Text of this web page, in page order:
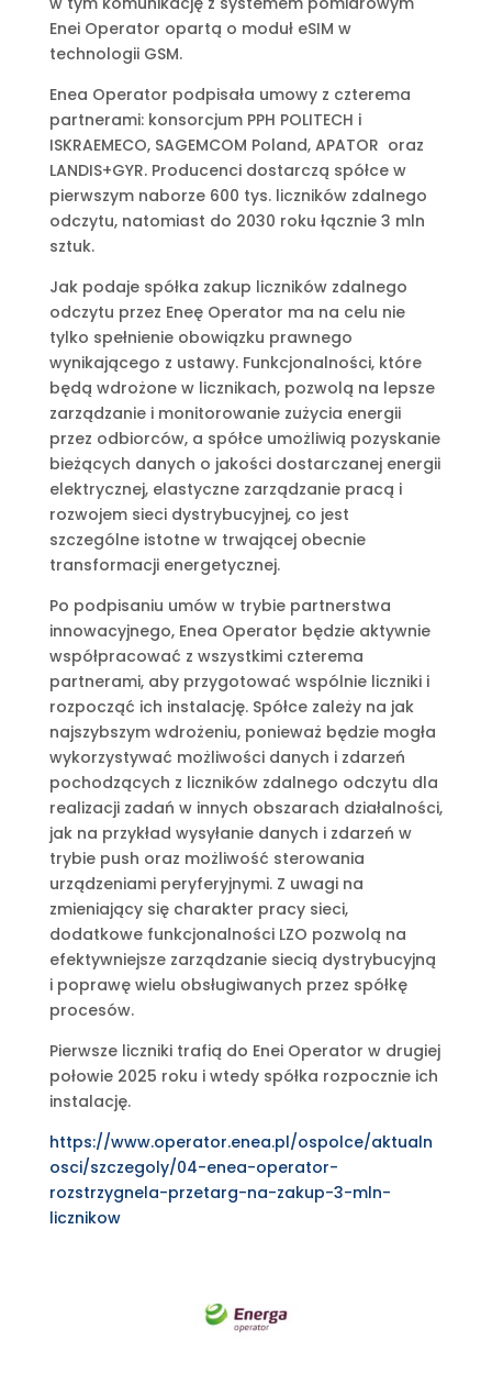
Enei Operator opartą o moduł eSIM w
technologii GSM.
Enea Operator podpisała umowy z czterema
partnerami: konsorcjum PPH POLITECH i
ISKRAEMECO, SAGEMCOM Poland, APATOR oraz
LANDIS+GYR. Producenci dostarczą spółce w
pierwszym naborze 600 tys. liczników zdalnego
odczytu, natomiast do 2030 roku łącznie 3 mln
sztuk.
Jak podaje spółka zakup liczników zdalnego
odczytu przez Eneę Operator ma na celu nie
tylko spełnienie obowiązku prawnego
wynikającego z ustawy. Funkcjonalności, które
będą wdrożone w licznikach, pozwolą na lepsze
zarządzanie i monitorowanie zużycia energii
przez odbiorców, a spółce umożliwią pozyskanie
bieżących danych o jakości dostarczanej energii
elektrycznej, elastyczne zarządzanie pracą i
rozwojem sieci dystrybucyjnej, co jest
szczególne istotne w trwającej obecnie
transformacji energetycznej.
Po podpisaniu umów w trybie partnerstwa
innowacyjnego, Enea Operator będzie aktywnie
współpracować z wszystkimi czterema
partnerami, aby przygotować wspólnie liczniki i
rozpocząć ich instalację. Spółce zależy na jak
najszybszym wdrożeniu, ponieważ będzie mogła
wykorzystywać możliwości danych i zdarzeń
pochodzących z liczników zdalnego odczytu dla
realizacji zadań w innych obszarach działalności,
jak na przykład wysyłanie danych i zdarzeń w
trybie push oraz możliwość sterowania
urządzeniami peryferyjnymi. Z uwagi na
zmieniający się charakter pracy sieci,
dodatkowe funkcjonalności LZO pozwolą na
efektywniejsze zarządzanie siecią dystrybucyjną
i poprawę wielu obsługiwanych przez spółkę
procesów.
Pierwsze liczniki trafią do Enei Operator w drugiej
połowie 2025 roku i wtedy spółka rozpocznie ich
instalację.
https://www.operator.enea.pl/ospolce/aktualn
osci/szczegoly/04-enea-operator-
rozstrzygnela-przetarg-na-zakup-3-mln-
licznikow